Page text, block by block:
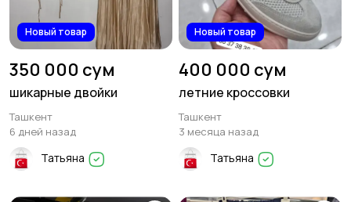
Новый товар
350 000 сум
шикарные двойки
Ташкент
6 дней назад
Татьяна
Новый товар
400 000 сум
летние кроссовки
Ташкент
3 месяца назад
Татьяна